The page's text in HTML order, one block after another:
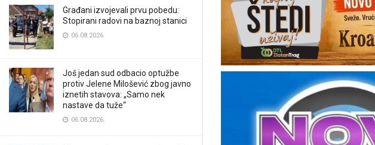
Građani izvojevali prvu pobedu:
Stopirani radovi na baznoj stanici
06.08.2026.
Još jedan sud odbacio optužbe
protiv Jelene Milošević zbog javno
iznetih stavova: „Samo nek
nastave da tuže“
06.08.2026.